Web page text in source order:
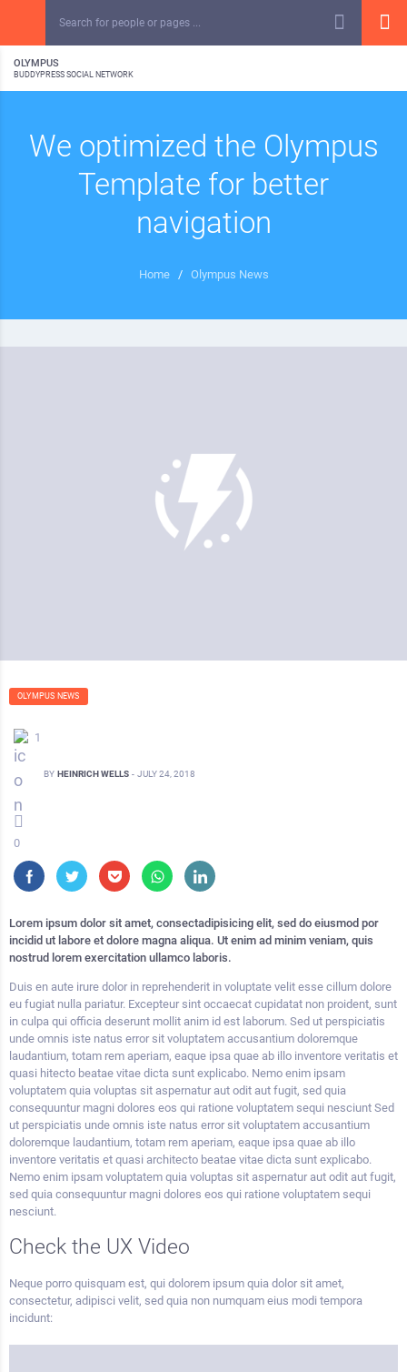
OLYMPUS
BUDDYPRESS SOCIAL NETWORK
We optimized the Olympus
Template for better
navigation
Home / Olympus News
OLYMPUS NEWS
1
BY HEINRICH WELLS - JULY 24, 2018
0
Lorem ipsum dolor sit amet, consectadipisicing elit, sed do eiusmod por
incidid ut labore et dolore magna aliqua. Ut enim ad minim veniam, quis
nostrud lorem exercitation ullamco laboris.
Duis en aute irure dolor in reprehenderit in voluptate velit esse cillum dolore
eu fugiat nulla pariatur. Excepteur sint occaecat cupidatat non proident, sunt
in culpa qui officia deserunt mollit anim id est laborum. Sed ut perspiciatis
unde omnis iste natus error sit voluptatem accusantium doloremque
laudantium, totam rem aperiam, eaque ipsa quae ab illo inventore veritatis et
quasi hitecto beatae vitae dicta sunt explicabo. Nemo enim ipsam
voluptatem quia voluptas sit aspernatur aut odit aut fugit, sed quia
consequuntur magni dolores eos qui ratione voluptatem sequi nesciunt Sed
ut perspiciatis unde omnis iste natus error sit voluptatem accusantium
doloremque laudantium, totam rem aperiam, eaque ipsa quae ab illo
inventore veritatis et quasi architecto beatae vitae dicta sunt explicabo.
Nemo enim ipsam voluptatem quia voluptas sit aspernatur aut odit aut fugit,
sed quia consequuntur magni dolores eos qui ratione voluptatem sequi
nesciunt.
Check the UX Video
Neque porro quisquam est, qui dolorem ipsum quia dolor sit amet,
consectetur, adipisci velit, sed quia non numquam eius modi tempora
incidunt: